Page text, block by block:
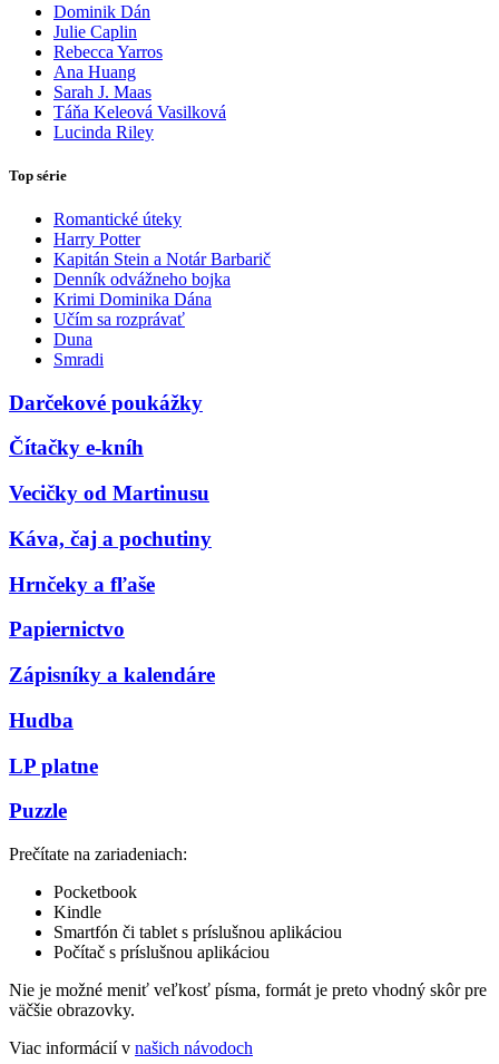
Dominik Dán
Julie Caplin
Rebecca Yarros
Ana Huang
Sarah J. Maas
Táňa Keleová Vasilková
Lucinda Riley
Top série
Romantické úteky
Harry Potter
Kapitán Stein a Notár Barbarič
Denník odvážneho bojka
Krimi Dominika Dána
Učím sa rozprávať
Duna
Smradi
Darčekové poukážky
Čítačky e-kníh
Vecičky od Martinusu
Káva, čaj a pochutiny
Hrnčeky a fľaše
Papiernictvo
Zápisníky a kalendáre
Hudba
LP platne
Puzzle
Prečítate na zariadeniach:
Pocketbook
Kindle
Smartfón či tablet s príslušnou aplikáciou
Počítač s príslušnou aplikáciou
Nie je možné meniť veľkosť písma, formát je preto vhodný skôr pre
väčšie obrazovky.
Viac informácií v našich návodoch